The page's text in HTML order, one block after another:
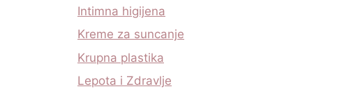
Intimna higijena
Kreme za suncanje
Krupna plastika
Lepota i Zdravlje